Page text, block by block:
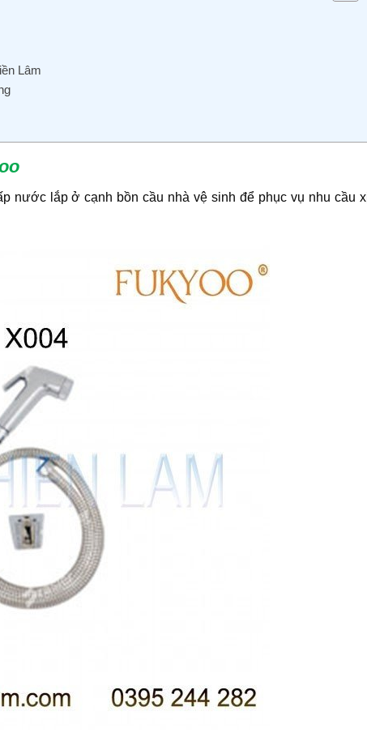
Lâm
nước lắp ở cạnh bồn cầu nhà vệ sinh để phục vụ nhu cầu